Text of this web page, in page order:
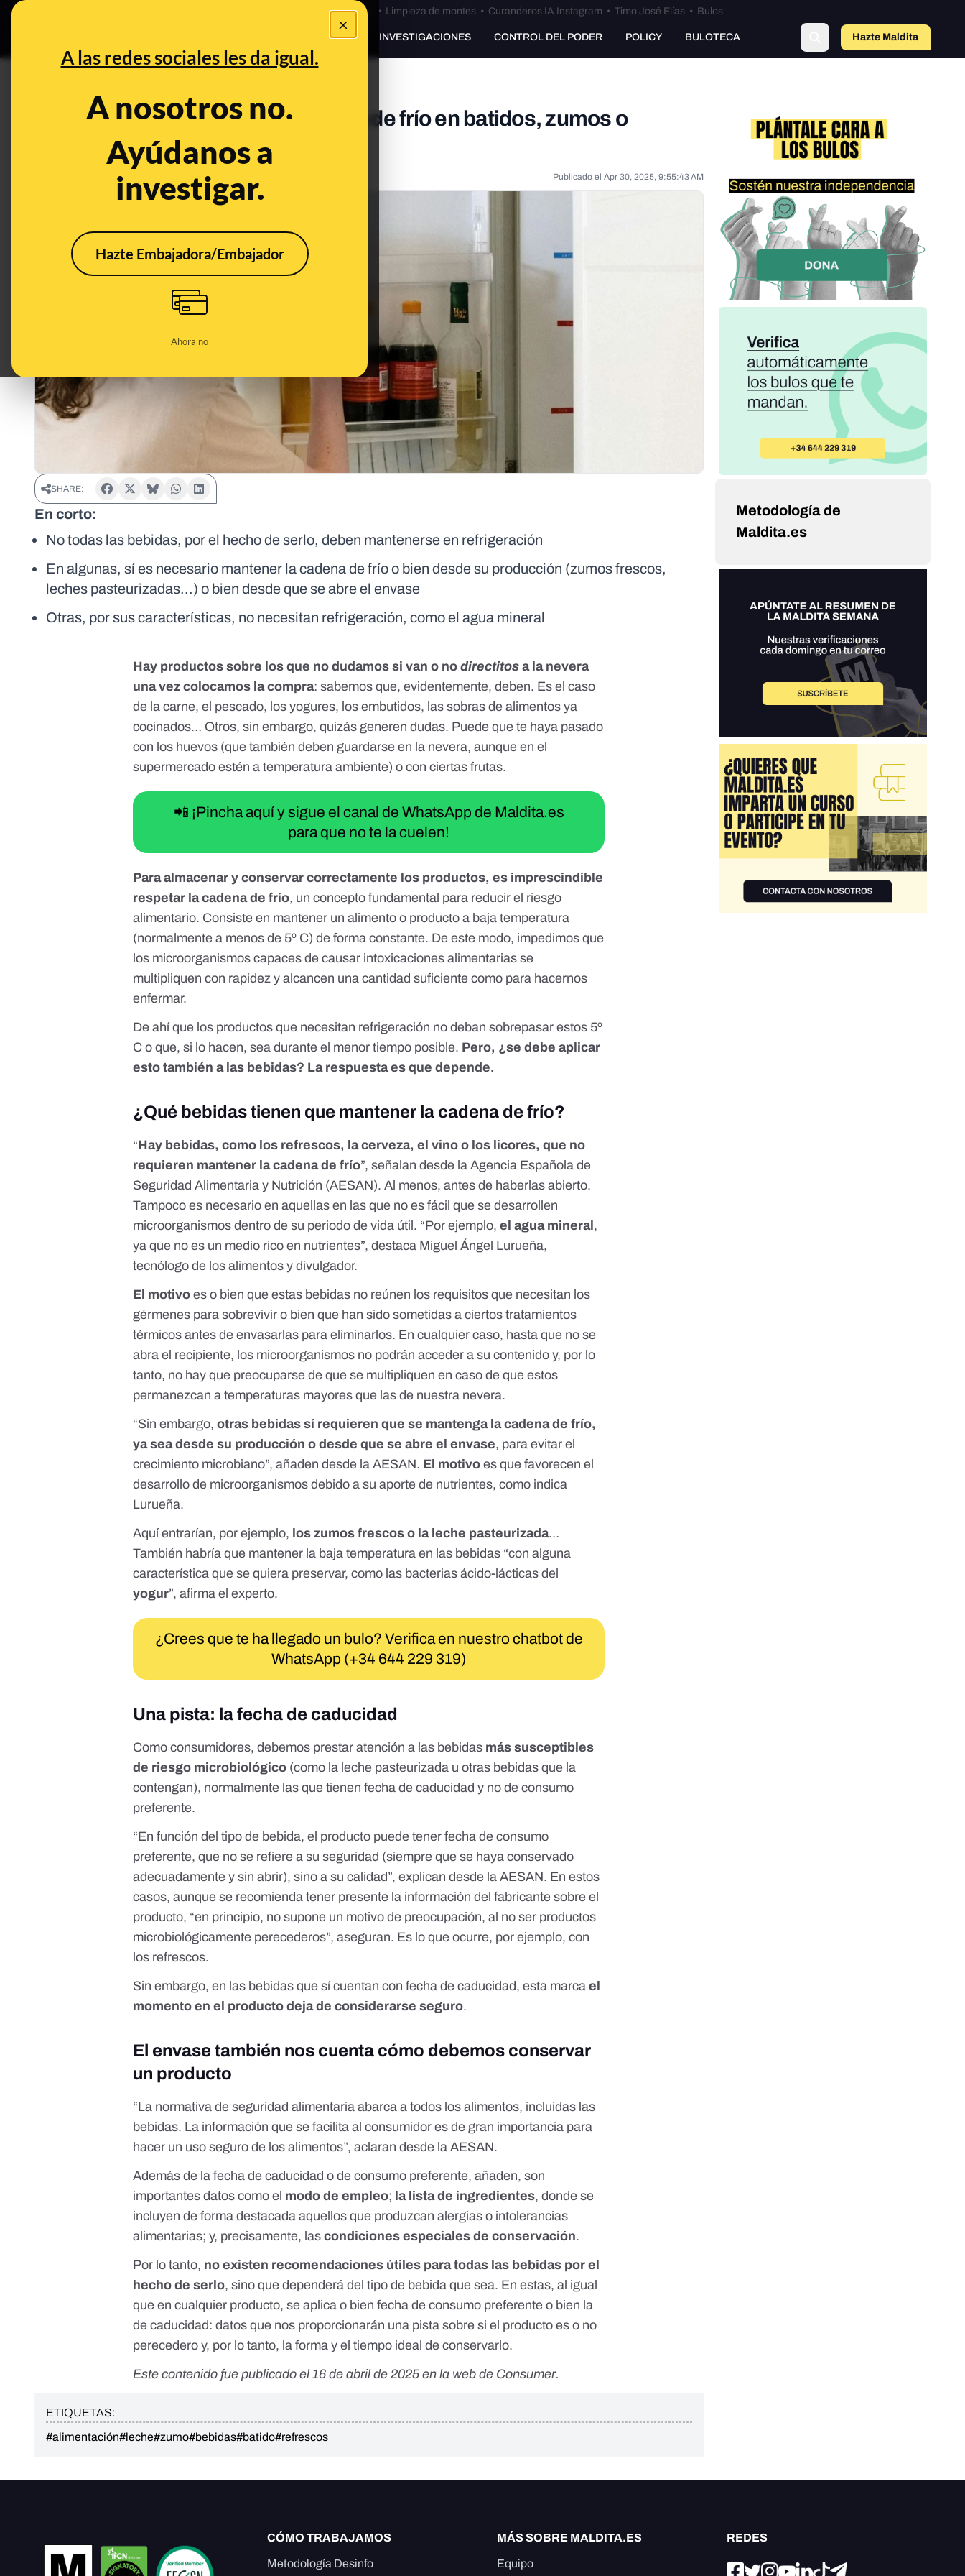
×
A las redes sociales les da igual.
A nosotros no.
Ayúdanos a
investigar.
Hazte Embajadora/Embajador
Ahora no
Bulos Ceuta • Limpieza de montes• Curanderos IA Instagram • Timo José Elías• Bulos
PREBUNKING INVESTIGACIONES CONTROL DEL PODER POLICY BULOTECA Hazte Maldito
a
¿Es necesario mantener la cadena de frío en batidos, zumos o
refrescos?
Publicado el Apr 30, 2025, 9:55:43 AM
SHARE:
En corto:
No todas las bebidas, por el hecho de serlo, deben mantenerse en refrigeración
En algunas, sí es necesario mantener la cadena de frío o bien desde su producción (zumos frescos,
leches pasteurizadas...) o bien desde que se abre el envase
Otras, por sus características, no necesitan refrigeración, como el agua mineral
Hay productos sobre los que no dudamos si van o nodirectitos a la nevera
una vez colocamos la compra: sabemos que, evidentemente, deben. Es el caso
de la carne, el pescado, los yogures, los embutidos, las sobras de alimentos ya
cocinados… Otros, sin embargo, quizás generen dudas. Puede que te haya pasado
con los huevos (que también debenguardarse en la nevera, aunque en el
supermercado estén a temperatura ambiente) o con ciertas frutas.
📲 ¡Pincha aquí y sigue el canal de WhatsApp de Maldita.es
para que no te la cuelen!
Para almacenar y conservar correctamente los productos, es imprescindible
respetar la cadena de frío, un concepto fundamental para reducir el riesgo
alimentario. Consiste en mantener un alimento o producto a baja temperatura
(normalmente a menos de 5º C) de forma constante. De este modo, impedimos que
los microorganismos capaces de causar intoxicaciones alimentarias se
multipliquen con rapidez y alcancen una cantidad suficiente como para hacernos
enfermar.
De ahí que los productos que necesitan refrigeración no deban sobrepasar estos 5º
C o que, si lo hacen, sea durante el menor tiempo posible. Pero, ¿se debe aplicar
esto también a las bebidas? La respuesta es que depende.
¿Qué bebidas tienen que mantener la cadena de frío?
“Hay bebidas, como los refrescos, la cerveza, el vino o los licores, que no
requieren mantener la cadena de frío”, señalan desde la Agencia Española de
Seguridad Alimentaria y Nutrición (AESAN). Al menos, antes de haberlas abierto.
Tampoco es necesario en aquellas en las que no es fácil que se desarrollen
microorganismos dentro de su periodo de vida útil. “Por ejemplo,el agua mineral ,
ya que no es un medio rico en nutrientes”, destaca Miguel Ángel Lurueña,
tecnólogo de los alimentos y divulgador.
El motivo es o bien que estas bebidas no reúnen los requisitos que necesitan los
gérmenes para sobrevivir o bien que han sido sometidas a ciertos tratamientos
térmicos antes de envasarlas para eliminarlos. En cualquier caso, hasta que no se
abra el recipiente, los microorganismos no podrán acceder a su contenido y, por lo
tanto, no hay que preocuparse de que se multipliquen en caso de que estos
permanezcan a temperaturas mayores que las de nuestra nevera.
“Sin embargo,otras bebidas sí requieren que se mantenga la cadena de frío,
ya sea desde su producción o desde que se abre el envase, para evitar el
crecimiento microbiano”, añaden desde la AESAN. El motivoes que favorecen el
desarrollo de microorganismos debido a su aporte de nutrientes, como indica
Lurueña.
Aquí entrarían, por ejemplo, los zumos frescos o la leche pasteurizada…
También habría que mantener la baja temperatura en las bebidas “con alguna
característica que se quiera preservar, como las bacterias ácido-lácticas del
yogur”, afirma el experto.
¿Crees que te ha llegado un bulo? Verifica en nuestro chatbot de
WhatsApp (+34 644 229 319)
Una pista: la fecha de caducidad
Como consumidores, debemos prestar atención a las bebidas más susceptibles
de riesgo microbiológico (como la leche pasteurizada u otras bebidas que la
contengan), normalmente las que tienenfecha de caducidad y no de consumo
preferente.
“En función del tipo de bebida, el producto puede tener fecha de consumo
preferente, que no se refiere a su seguridad (siempre que se haya conservado
adecuadamente y sin abrir), sino a su calidad”, explican desde la AESAN. En estos
casos, aunque se recomienda tener presente la información del fabricante sobre el
producto, “en principio, no supone un motivo de preocupación, al no ser productos
microbiológicamente perecederos”, aseguran. Es lo que ocurre, por ejemplo,con
los refrescos.
Sin embargo, en las bebidas que sí cuentan con fecha de caducidad, esta marca el
momento en el producto deja de considerarse seguro.
El envase también nos cuenta cómo debemos conservar
un producto
“La normativa de seguridad alimentaria abarca a todos los alimentos, incluidas las
bebidas. La información que se facilita al consumidor es de gran importancia para
hacer un uso seguro de los alimentos”, aclaran desde la AESAN.
Además de la fecha de caducidad o de consumo preferente, añaden, son
importantes datos como el modo de empleo; la lista de ingredientes, donde se
incluyen de forma destacada aquellos que produzcan alergias o intolerancias
alimentarias; y, precisamente, lascondiciones especiales de conservación.
Por lo tanto, no existen recomendaciones útiles para todas las bebidas por el
hecho de serlo, sino que dependerá del tipo de bebida que sea. En estas, al igual
que en cualquier producto, se aplica o bien fecha de consumo preferente o bien la
de caducidad: datos que nos proporcionarán una pista sobre si el producto es o no
perecedero y, por lo tanto, la forma y el tiempo ideal de conservarlo.
Este contenido fue publicado el 16 de abril de 2025 en la web de Consumer.
ETIQUETAS:
#alimentación#leche#zumo#bebidas#batido#refrescos
Metodología de
Maldita.es
CÓMO TRABAJAMOS
Metodología Desinfo
MÁS SOBRE MALDITA.ES
Equipo
REDES